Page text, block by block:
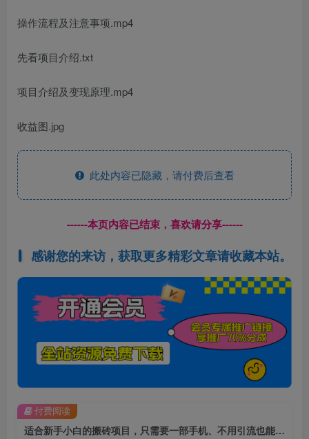
操作流程及注意事项.mp4
先看项目介绍.txt
项目介绍及变现原理.mp4
收益图.jpg
此处内容已隐藏，请付费后查看
------本页内容已结束，喜欢请分享------
感谢您的来访，获取更多精彩文章请收藏本站。
适合新手小白的搬砖项目，只需要一部手机、不用引流也能做到日入300+【揭秘】
付费阅读